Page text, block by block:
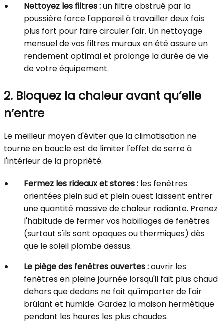
Nettoyez les filtres :un filtre obstrué par la
poussière force l'appareil à travailler deux fois
plus fort pour faire circuler l'air. Un nettoyage
mensuel de vos filtres muraux en été assure un
rendement optimal et prolonge la durée de vie
de votre équipement.
2. Bloquez la chaleur avant qu’elle
n’entre
Le meilleur moyen d'éviter que la climatisation ne
tourne en boucle est de limiter l'effet de serre à
l'intérieur de la propriété.
Fermez les rideaux et stores : les fenêtres
orientées plein sud et plein ouest laissent entrer
une quantité massive de chaleur radiante. Prenez
l'habitude de fermer vos habillages de fenêtres
(surtout s'ils sont opaques ou thermiques) dès
que le soleil plombe dessus.
Le piège des fenêtres ouvertes :ouvrir les
fenêtres en pleine journée lorsqu'il fait plus chaud
dehors que dedans ne fait qu'importer de l'air
brûlant et humide. Gardez la maison hermétique
pendant les heures les plus chaudes.